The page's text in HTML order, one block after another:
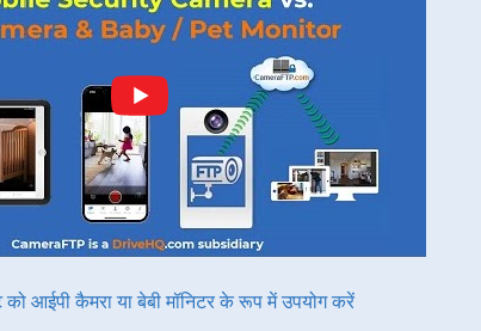
आईपी कैमरा या बेबी मॉनिटर के रूप में उपयोग करें